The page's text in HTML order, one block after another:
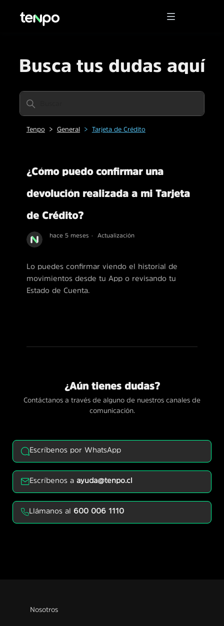
Busca tus dudas aquí
Tenpo General Tarjeta de Crédito
¿Cómo puedo confirmar una
devolución realizada a mi Tarjeta
de Crédito?
hace 5 meses Actualización
Lo puedes confirmar viendo el historial de
movimientos desde tu App o revisando tu
Estado de Cuenta.
¿Aún tienes dudas?
Contáctanos a través de alguno de nuestros canales de
comunicación.
Escríbenos por WhatsApp
Escríbenos aayuda@tenpo.cl
Llámanos al 600 006 1110
Nosotros